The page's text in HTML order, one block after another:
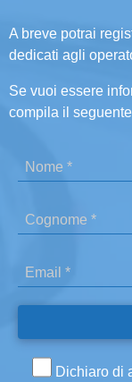
A breve potrai
dedicati agli
Se vuoi essere
compila il
Dichiaro di